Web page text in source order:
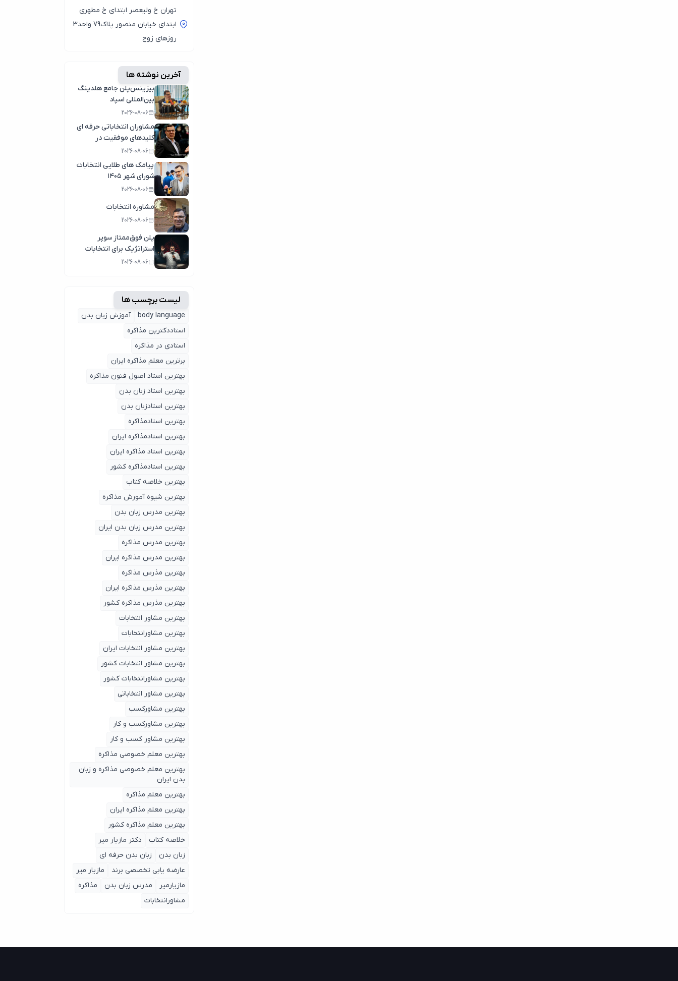
تهران خ ولیعصر ابتدای خ مطهری
ابتدای خیابان منصور پلاک79 واحد3
روزهای زوج
آخرین نوشته ها
بیزینس‌پلن جامع هلدینگ
بین‌المللی اسپاد
2026-08-06
مشاوران انتخاباتی حرفه ای
کلیدهای موفقیت در
انتخابات سال1404
2026-08-06
پیامک های طلایی انتخابات
شورای شهر ۱۴۰۵
2026-08-06
مشاوره انتخابات
2026-08-06
پلن فوق‌ممتاز سوپر
استراتژیک برای انتخابات
2026-08-06
لیست برچسب ها
body language
آموزش زبان بدن
استاددکترین مذاکره
استادی در مذاکره
برترین معلم مذاکره ایران
بهترین استاد اصول ‌فنون مذاکره
بهترین استاد زبان بدن
بهترین استادزبان بدن
بهترین استادمذاکره
بهترین استادمذاکره ایران
بهترین استاد مذاکره ایران
بهترین استادمذاکره کشور
بهترین خلاصه کتاب
بهترین شیوه آمورش مذاکره
بهترین مدرس زبان بدن
بهترین مدرس زبان بدن ایران
بهترین مدرس مذاکره
بهترین مدرس مذاکره ایران
بهترین مذرس مذاکره
بهترین مذرس مذاکره ایران
بهترین مذرس مذاکره کشور
بهترین مشاور انتخابات
بهترین مشاورانتخابات
بهترین مشاور انتخابات ایران
بهترین مشاور انتخابات کشور
بهترین مشاورانتخابات کشور
بهترین مشاور انتخاباتی
بهترین مشاورکسب
بهترین مشاورکسب و کار
بهترین مشاور کسب و کار
بهترین معلم خصوصی مذاکره
بهترین معلم خصوصی مذاکره و زبان
بدن ایران
بهترین معلم مذاکره
بهترین معلم مذاکره ایران
بهترین معلم مذاکره کشور
خلاصه کتاب
دکتر مازیار میر
زبان بدن
زبان بدن حرفه ای
عارضه یابی تخصصی برند
مازیار میر
مازیارمیر
مدرس زبان بدن
مذاکره
مشاورانتخابات